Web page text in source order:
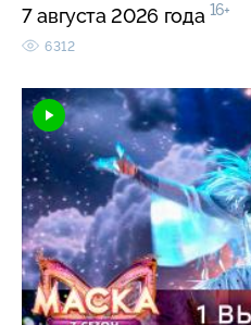
7 августа 2026 года 16+
6312